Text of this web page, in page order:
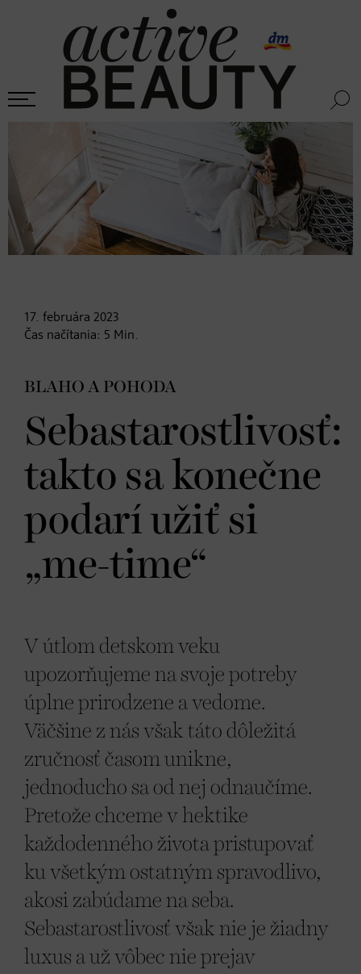
17. februára 2023
Čas načítania: 5 Min.
BLAHO A POHODA
Sebastarostlivosť:
takto sa konečne
podarí užiť si
„me-time“
V útlom detskom veku
upozorňujeme na svoje potreby
úplne prirodzene a vedome.
Väčšine z nás však táto dôležitá
zručnosť časom unikne,
jednoducho sa od nej odnaučíme.
Pretože chceme v hektike
každodenného života pristupovať
ku všetkým ostatným spravodlivo,
akosi zabúdame na seba.
Sebastarostlivosť však nie je žiadny
luxus a už vôbec nie prejav